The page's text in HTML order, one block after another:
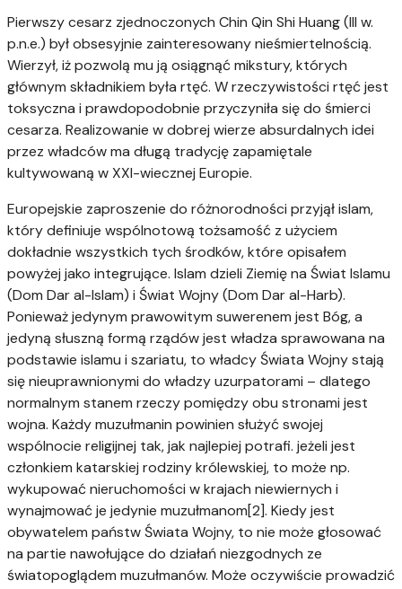
Pierwszy cesarz zjednoczonych Chin Qin Shi Huang (III w.
p.n.e.) był obsesyjnie zainteresowany nieśmiertelnością.
Wierzył, iż pozwolą mu ją osiągnąć mikstury, których
głównym składnikiem była rtęć. W rzeczywistości rtęć jest
toksyczna i prawdopodobnie przyczyniła się do śmierci
cesarza. Realizowanie w dobrej wierze absurdalnych idei
przez władców ma długą tradycję zapamiętale
kultywowaną w XXI-wiecznej Europie.
Europejskie zaproszenie do różnorodności przyjął islam,
który definiuje wspólnotową tożsamość z użyciem
dokładnie wszystkich tych środków, które opisałem
powyżej jako integrujące. Islam dzieli Ziemię na Świat Islamu
(Dom Dar al-Islam) i Świat Wojny (Dom Dar al-Harb).
Ponieważ jedynym prawowitym suwerenem jest Bóg, a
jedyną słuszną formą rządów jest władza sprawowana na
podstawie islamu i szariatu, to władcy Świata Wojny stają
się nieuprawnionymi do władzy uzurpatorami – dlatego
normalnym stanem rzeczy pomiędzy obu stronami jest
wojna. Każdy muzułmanin powinien służyć swojej
wspólnocie religijnej tak, jak najlepiej potrafi. jeżeli jest
członkiem katarskiej rodziny królewskiej, to może np.
wykupować nieruchomości w krajach niewiernych i
wynajmować je jedynie muzułmanom[2]. Kiedy jest
obywatelem państw Świata Wojny, to nie może głosować
na partie nawołujące do działań niezgodnych ze
światopoglądem muzułmanów. Może oczywiście prowadzić